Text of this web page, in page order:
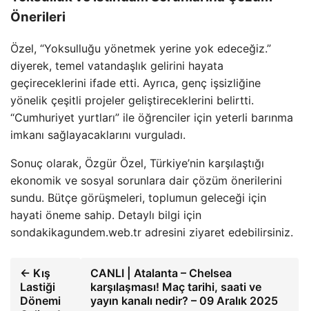
Önerileri
Özel, “Yoksulluğu yönetmek yerine yok edeceğiz.”
diyerek, temel vatandaşlık gelirini hayata
geçireceklerini ifade etti. Ayrıca, genç işsizliğine
yönelik çeşitli projeler geliştireceklerini belirtti.
“Cumhuriyet yurtları” ile öğrenciler için yeterli barınma
imkanı sağlayacaklarını vurguladı.
Sonuç olarak, Özgür Özel, Türkiye’nin karşılaştığı
ekonomik ve sosyal sorunlara dair çözüm önerilerini
sundu. Bütçe görüşmeleri, toplumun geleceği için
hayati öneme sahip. Detaylı bilgi için
sondakikagundem.web.tr adresini ziyaret edebilirsiniz.
← Kış
Lastiği
Dönemi
CANLI | Atalanta – Chelsea
karşılaşması! Maç tarihi, saati ve
yayın kanalı nedir? – 09 Aralık 2025